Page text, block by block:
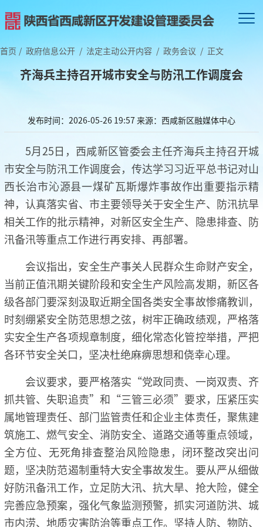
首页 / 政府信息公开 / 法定主动公开内容 / 政务会议 / 正文
齐海兵主持召开城市安全与防汛工作调度会
发布时间：2026-05-26 19:57 来源：西咸新区融媒体中心
5月25日，西咸新区管委会主任齐海兵主持召开城
市安全与防汛工作调度会，传达学习习近平总书记对山
西长治市沁源县一煤矿瓦斯爆炸事故作出重要指示精
神，认真落实省、市主要领导关于安全生产、防汛抗旱
相关工作的批示精神，对新区安全生产、隐患排查、防
汛备汛等重点工作进行再安排、再部署。
会议指出，安全生产事关人民群众生命财产安全，
当前正值汛期关键阶段和安全生产风险高发期，新区各
级各部门要深刻汲取近期全国各类安全事故惨痛教训，
时刻绷紧安全防范思想之弦，树牢正确政绩观，严格落
实安全生产各项规章制度，细化常态化管控举措，严把
各环节安全关口，坚决杜绝麻痹思想和侥幸心理。
会议要求，要严格落实“党政同责、一岗双责、齐
抓共管、失职追责”和“三管三必须”要求，压紧压实
属地管理责任、部门监管责任和企业主体责任，聚焦建
筑施工、燃气安全、消防安全、道路交通等重点领域，
全方位、无死角排查整治风险隐患，闭环整改突出问
题，坚决防范遏制重特大安全事故发生。要从严从细做
好防汛备汛工作，立足防大汛、抗大旱、抢大险，健全
完善应急预案，强化气象监测预警，抓实河道防洪、城
市内涝、地质灾害防治等重点工作。坚持人防、物防、